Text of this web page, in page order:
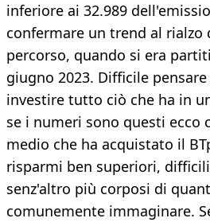
inferiore ai 32.989
confermare un trend al rialzo
percorso, quando si era
giugno 2023. Difficile
investire tutto ciò che ha in
se i numeri sono questi ecco
medio che ha acquistato il
risparmi ben superiori,
senz'altro più corposi di
comunemente immaginare.